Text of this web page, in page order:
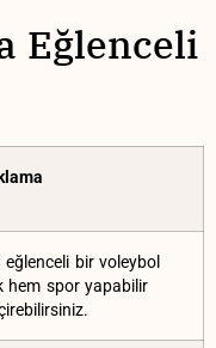
Eğlenceli
eğlenceli bir voleybol
⁣hem spor⁢ yapabilir